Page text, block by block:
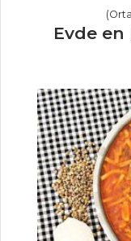
MUHALLEBİ
ERİKLİ
Pasta ve
Tüm Tarifleri
Deniz
Ürünleriyle
Evde en